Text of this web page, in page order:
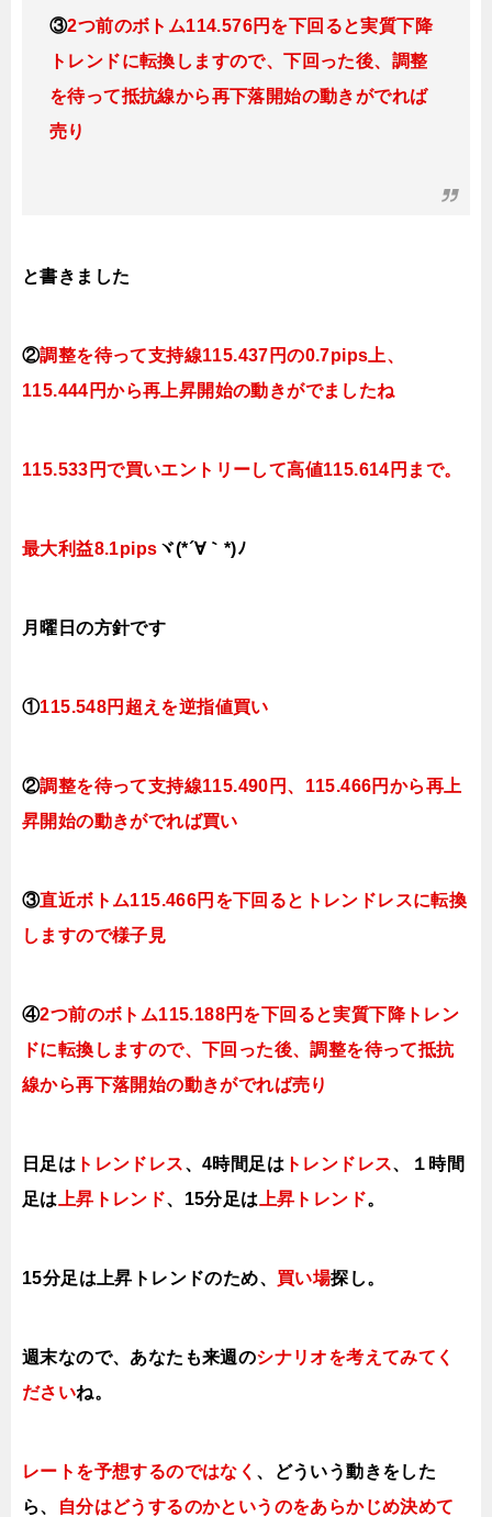
③2つ前のボトム114.576円を下回ると実質下降
トレンドに転換 しますので、下回った後、調整
を待って抵抗線から再下落開始の動きがでれば
売り
と書きました
②調整を待って支持線115.437円の0.7pips上、
115.444円から再上昇開始の動きがでましたね
115.533円で買いエントリーして高値115.614円まで。
最大利益8.1pips ヾ(*´∀｀*)ﾉ
月曜日の方針です
①115.548円超えを逆指値買い
②調整を待って支持線115.490円、115.466円 から再上
昇開始の動きがでれば買い
③直近ボトム115.466円を下回るとトレンドレスに転換
しますので様子見
④2つ前のボトム115.188円を下回ると実質下降トレン
ドに転換 しますので、下回った後、調整を待って抵抗
線から再下落開始の動きがでれば売り
日足は トレンドレス、4時間足は ト レンドレス、１時間
足は
上昇トレンド、15分足は 上昇ト レンド。
15分足は上昇 ト レンドのため、 買い場探し。
週末なので、あなたも来週のシナリオを考えてみてく
ださいね。
レートを予想するのではなく 、どういう動きをした
ら、
自分はどうするのかというのをあらかじめ決めて